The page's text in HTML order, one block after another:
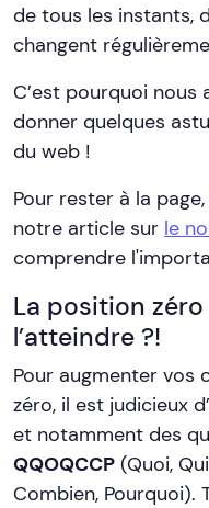
de tous les instants,
changent
C’est pourquoi nous
donner quelques
du web !
Pour rester à la
notre article sur le
comprendre
La position
l’atteindre ?!
Pour augmenter vos
zéro, il est judicieux
et notamment des
QQOQCCP (Quoi,
Combien, Pourquoi).